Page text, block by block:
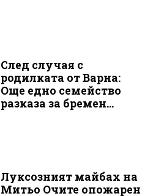
След случая с
родилката от Варна:
Още едно семейство
разказа за бремен...
Луксозният майбах на
Митьо Очите опожарен